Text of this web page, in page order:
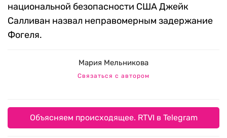
национальной безопасности США Джейк
Салливан назвал неправомерным задержание
Фогеля.
Мария Мельникова
Связаться с автором
Объясняем происходящее. RTVI в Telegram